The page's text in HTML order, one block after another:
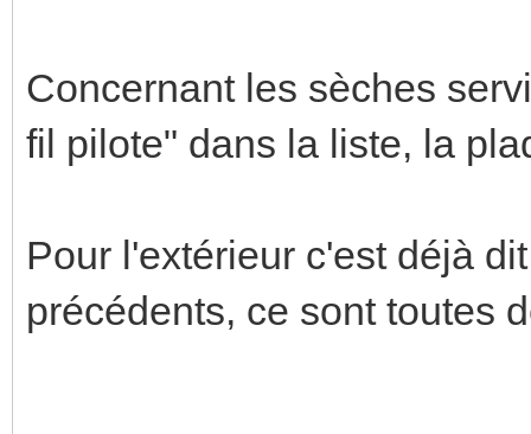
Concernant les sèches
fil pilote" dans la liste, la
Pour l'extérieur c'est déjà
précédents, ce sont toutes